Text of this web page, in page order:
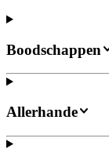
Boodschappen
Allerhande